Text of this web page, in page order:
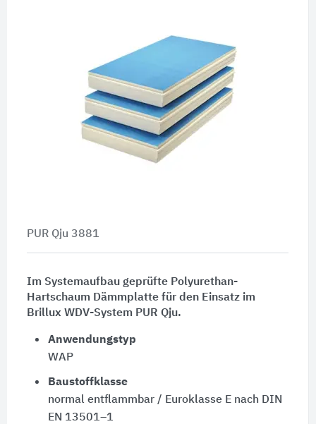
PUR Qju 3881
Im Systemaufbau geprüfte Polyurethan-
Hartschaum Dämmplatte für den Einsatz im
Brillux WDV-System PUR Qju.
Anwendungstyp
WAP
Baustoffklasse
normal entflammbar / Euroklasse E nach DIN
EN 13501–1